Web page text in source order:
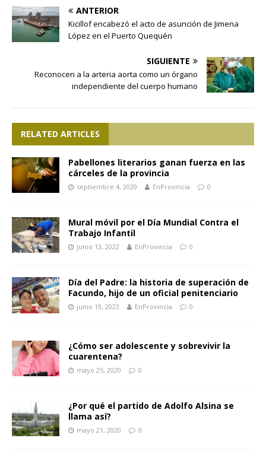
ANTERIOR
Kicillof encabezó el acto de asunción de Jimena
López en el Puerto Quequén
SIGUIENTE
Reconocen a la arteria aorta como un órgano
independiente del cuerpo humano
RELATED ARTICLES
Pabellones literarios ganan fuerza en las
cárceles de la provincia
septiembre 4, 2020 EnProvincia 0
Mural móvil por el Día Mundial Contra el
Trabajo Infantil
junio 13, 2022 EnProvincia 0
Día del Padre: la historia de superación de
Facundo, hijo de un oficial penitenciario
junio 19, 2023 EnProvincia 0
¿Cómo ser adolescente y sobrevivir la
cuarentena?
mayo 25, 2020 0
¿Por qué el partido de Adolfo Alsina se
llama así?
mayo 21, 2020 0